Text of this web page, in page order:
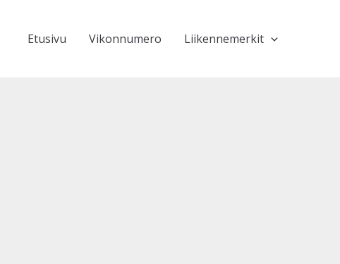
Etusivu Vikonnumero Liikennemerkit